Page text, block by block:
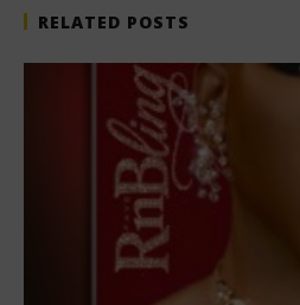
RELATED POSTS